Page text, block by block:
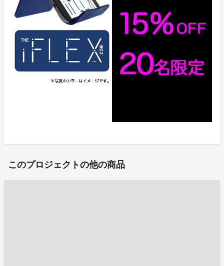
このプロジェクトの他の商品